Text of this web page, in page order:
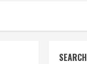
SEARCH